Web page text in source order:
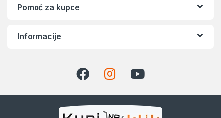
Pomoć za kupce
Informacije